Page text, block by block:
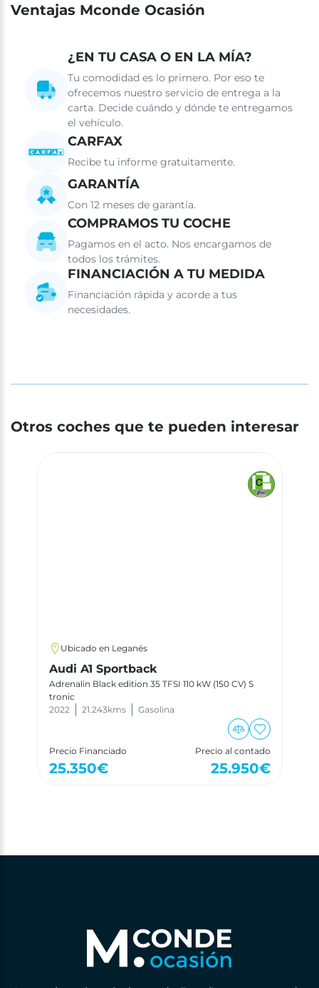
Ventajas Mconde Ocasión
¿EN TU CASA O EN LA MÍA?
Tu comodidad es lo primero. Por eso te
ofrecemos nuestro servicio de entrega a la
carta. Decide cuándo y dónde te entregamos
el vehículo.
CARFAX
Recibe tu informe gratuitamente.
GARANTÍA
Con 12 meses de garantía.
COMPRAMOS TU COCHE
Pagamos en el acto. Nos encargamos de
todos los trámites.
FINANCIACIÓN A TU MEDIDA
Financiación rápida y acorde a tus
necesidades.
Otros coches que te pueden interesar
Ubicado en Leganés
Audi A1 Sportback
Adrenalin Black edition 35 TFSI 110 kW (150 CV) S
tronic
2022
21.243kms Gasolina
Precio Financiado
25.350€
Precio al contado
25.950€